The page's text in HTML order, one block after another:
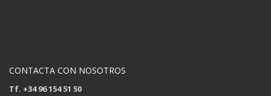
CONTACTA CON NOSOTROS
Tf. +34 96 154 51 50